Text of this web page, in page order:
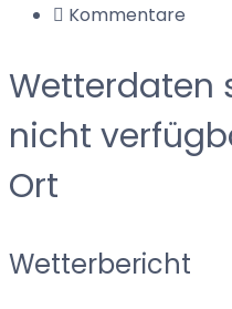
Kommentare
Wetterdaten
nicht
Ort
Wetterbericht